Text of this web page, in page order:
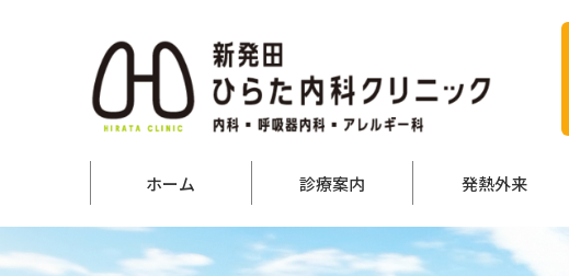
ホーム 診療案内 発熱外来